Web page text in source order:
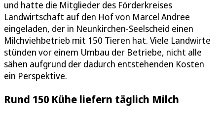
und hatte die Mitglieder des Förderkreises
Landwirtschaft auf den Hof von Marcel Andree
eingeladen, der in Neunkirchen-Seelscheid einen
Milchviehbetrieb mit 150 Tieren hat. Viele Landwirte
stünden vor einem Umbau der Betriebe, nicht alle
sähen aufgrund der dadurch entstehenden Kosten
ein Perspektive.
Rund 150 Kühe liefern täglich Milch